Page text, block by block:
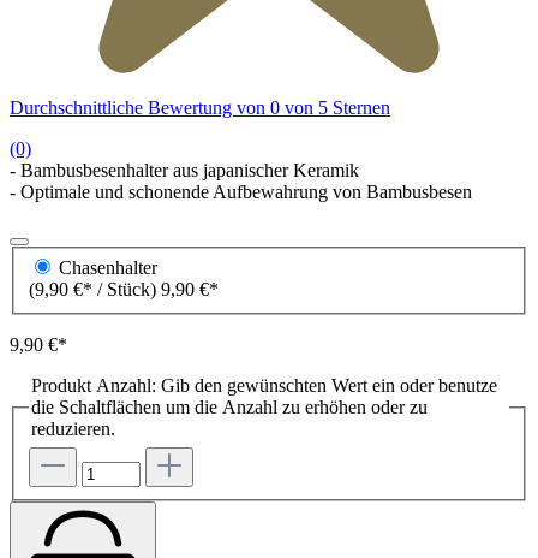
Durchschnittliche Bewertung von 0 von 5 Sternen
(0)
- Bambusbesenhalter aus japanischer Keramik
- Optimale und schonende Aufbewahrung von Bambusbesen
Chasenhalter
(9,90 €* / Stück) 9,90 €*
9,90 €*
Produkt Anzahl: Gib den gewünschten Wert ein oder benutze
die Schaltflächen um die Anzahl zu erhöhen oder zu
reduzieren.